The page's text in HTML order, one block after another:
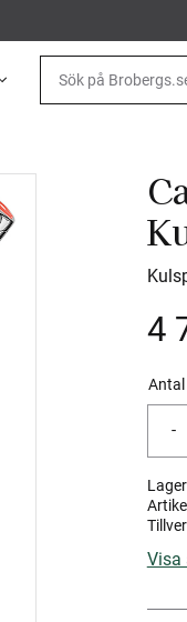
4
Antal
-
Visa